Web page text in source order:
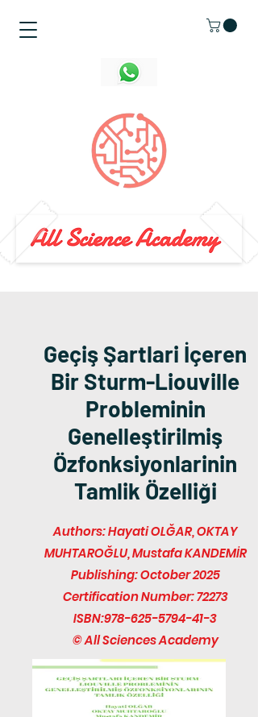
Geçiş Şartlari İçeren
Bir Sturm-Liouville
Probleminin
Genelleştirilmiş
Özfonksiyonlarinin
Tamlik Özelliği
Authors: Hayati OLĞAR, OKTAY
MUHTAROĞLU, Mustafa KANDEMİR
Publishing: October 2025
Certification Number: 72273
ISBN:978-625-5794-41-3
© All Sciences Academy